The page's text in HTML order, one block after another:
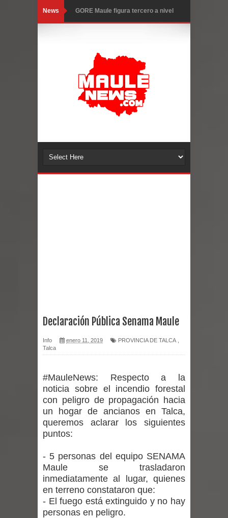
News GORE Maule figura tercero a nivel
traslados con $133 millones
Dos internos intentaron escapar por
un forado desde la cárcel de Talca
Temporal obliga a cerrar
Chancho en Talca tras caída de
reforzar medidas y consulta oportuna
Matrimonios Linarenses Celebraron
Bodas de Oro
Departamento Comunal de Salud de
vacunación contra la Influenza y otros
virus respiratorios
Empedrado desarrolló con éxito el
Declaración Pública Senama Maule
Info enero 11, 2019 PROVINCIA DE TALCA
Talca
#MauleNews: Respecto a la
noticia sobre el incendio forestal
con peligro de propagación hacia
un hogar de ancianos en Talca,
queremos aclarar los siguientes
puntos:
- 5 personas del equipo SENAMA
Maule se trasladaron
inmediatamente al lugar, quienes
en terreno constataron que:
- El fuego está extinguido y no hay
personas en peligro.